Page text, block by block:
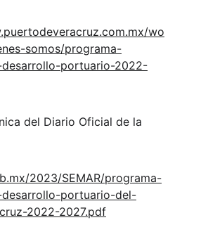
wo
somos/programa-
portuario-2022-
del Diario Oficial de la
2023/SEMAR/programa-
portuario-del-
2022-2027.pdf